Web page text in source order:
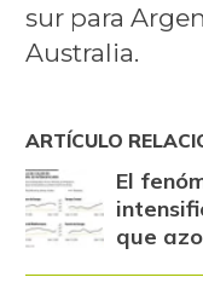
sur para
Australia.
ARTÍCULO
El
que